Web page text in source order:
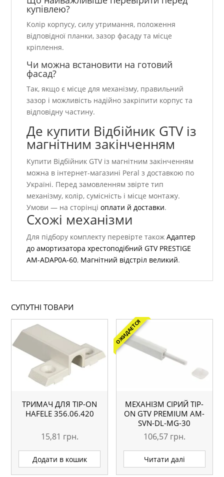
купівлею?
Колір корпусу, силу утримання, положення
відповідної планки, зазор фасаду та місце
кріплення.
Чи можна встановити на готовий
фасад?
Так, якщо є місце для механізму, правильний
зазор і можливість надійно закріпити корпус та
відповідну частину.
Де купити Відбійник GTV із
магнітним закінченням
Купити Відбійник GTV із магнітним закінченням
можна в інтернет-магазині Peral з доставкою по
Україні. Перед замовленням звірте тип
механізму, колір, сумісність і місце монтажу.
Умови — на сторінціоплати й доставки.
Схожі механізми
Для підбору комплекту перевірте такожАдаптер
до амортизатора хрестоподібний GTV PRESTIGE
AM-ADAP0A-60, Магнітний відстріл великий.
СУПУТНІ ТОВАРИ
ТРИМАЧ ДЛЯ TIP-ON
HAFELE 356.06.420
15,81 грн.
Додати в кошик
ОЖИДАЕТСЯ
МЕХАНІЗМ СІРИЙ TIP-
ON GTV PREMIUM АМ-
SVN-DL-MG-30
106,57 грн.
Читати далі